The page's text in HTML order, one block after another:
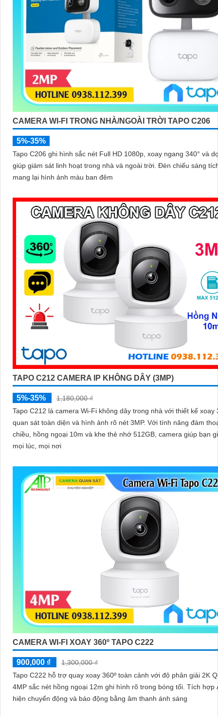
CAMERA WI-FI TRONG NHÀ/NGOÀI TRỜI TAPO C206
5%-35%
Tapo C206 ghi hình sắc nét Full HD 1080p, xoay ngang 340° và
giúp giám sát linh hoạt trong nhà và ngoài trời. Đèn chiếu sáng tích hợp
mang lại hình ảnh màu ban đêm
TAPO C212 CAMERA IP KHÔNG DÂY (3MP)
5%-35%
1,180,000 ₫
Tapo C212 là camera Wi-Fi không dây trong nhà với thiết kế xoay
quan sát toàn diện và hình ảnh rõ nét 3MP. Với tính năng đàm thoại 2
chiều, hồng ngoại 10m và khe thẻ nhớ 512GB, camera giúp bạn
mọi lúc, mọi nơi
CAMERA WI-FI XOAY 360º TAPO C222
900,000 ₫
1,300,000 ₫
Tapo C222 hỗ trợ quay xoay 360º toàn cảnh với độ phân giải 2K
4MP sắc nét hồng ngoại 12m ghi hình rõ trong bóng tối. Tích hợp AI phát
hiện chuyển động và báo động bằng âm thanh ánh sáng